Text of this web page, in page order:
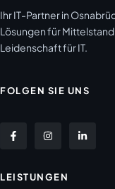
Ihr IT-Partner in
Lösungen für
Leidenschaft für IT.
FOLGEN SIE UNS
LEISTUNGEN